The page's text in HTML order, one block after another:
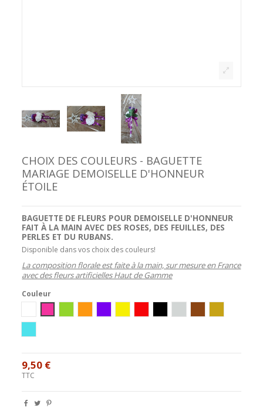
CHOIX DES COULEURS - BAGUETTE
MARIAGE DEMOISELLE D'HONNEUR
ÉTOILE
BAGUETTE DE FLEURS POUR DEMOISELLE D'HONNEUR
FAIT À LA MAIN AVEC DES ROSES, DES FEUILLES, DES
PERLES ET DU RUBANS.
Disponible dans vos choix des couleurs!
La composition florale est faite à la main, sur mesure en France
avec des fleurs artificielles Haut de Gamme
Couleur
9,50 €
TTC